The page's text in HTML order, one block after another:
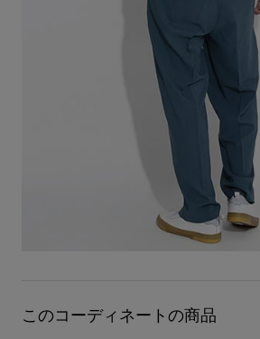
このコーディネートの商品